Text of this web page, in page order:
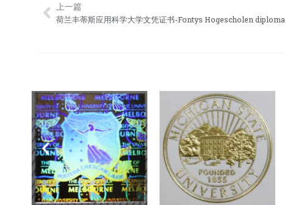
Prev
上一篇
荷兰丰蒂斯应用科学大学文凭证书-Fontys Hogescholen diploma